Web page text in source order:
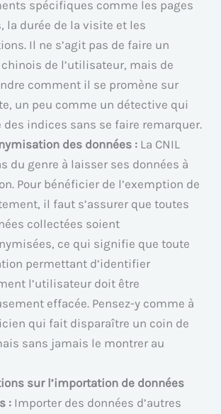
spécifiques comme les pages
la durée de la visite et les
Il ne s’agit pas de faire un
de l’utilisateur, mais de
comment il se promène sur
un peu comme un détective qui
des indices sans se faire remarquer.
des données : La CNIL
du genre à laisser ses données à
Pour bénéficier de l’exemption de
il faut s’assurer que toutes
collectées soient
ce qui signifie que toute
permettant d’identifier
l’utilisateur doit être
effacée. Pensez-y comme à
qui fait disparaître un coin de
sans jamais le montrer au
sur l’importation de données
: Importer des données d’autres